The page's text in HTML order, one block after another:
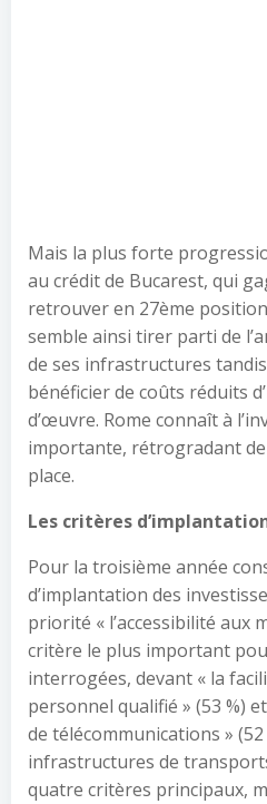
Mais la plus forte
au crédit de Bucarest, qui
retrouver en 27ème
semble ainsi tirer parti de
de ses infrastructures
bénéficier de coûts réduits
d’œuvre. Rome connaît à
importante, rétrogradant de
place.
Les critères
Pour la troisième année
d’implantation des
priorité « l’accessibilité aux
critère le plus important
interrogées, devant « la
personnel qualifié » (53 %)
de télécommunications » (52
infrastructures de
quatre critères principaux,